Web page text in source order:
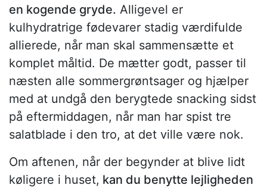
en kogende gryde. Alligevel er
kulhydratrige fødevarer stadig værdifulde
allierede, når man skal sammensætte et
komplet måltid. De mætter godt, passer til
næsten alle sommergrøntsager og hjælper
med at undgå den berygtede snacking sidst
på eftermiddagen, når man har spist tre
salatblade i den tro, at det ville være nok.
Om aftenen, når der begynder at blive lidt
køligere i huset, kan du benytte lejligheden